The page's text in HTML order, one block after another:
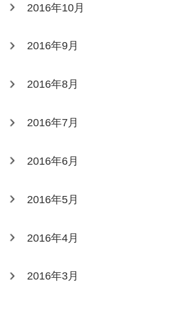
2016年10月
2016年9月
2016年8月
2016年7月
2016年6月
2016年5月
2016年4月
2016年3月